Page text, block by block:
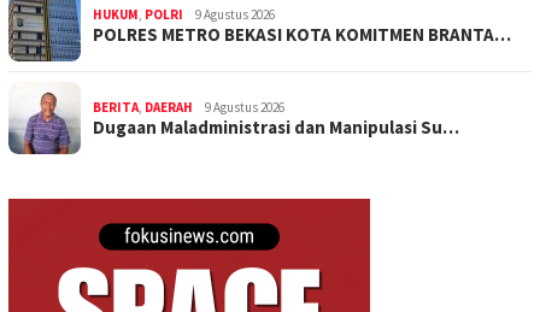
HUKUM POLRI 9 Agustus 2026
POLRES METRO BEKASI KOTA KOMITMEN BRANTA…
BERITA DAERAH 9 Agustus 2026
Dugaan Maladministrasi dan Manipulasi Su…